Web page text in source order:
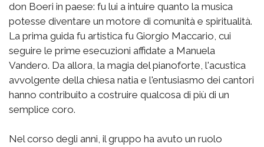
don Boeri in paese: fu lui a intuire quanto la musica
potesse diventare un motore di comunità e spiritualità.
La prima guida fu artistica fu Giorgio Maccario, cui
seguire le prime esecuzioni affidate a Manuela
Vandero. Da allora, la magia del pianoforte, l'acustica
avvolgente della chiesa natia e l'entusiasmo dei cantori
hanno contribuito a costruire qualcosa di più di un
semplice coro.
Nel corso degli anni, il gruppo ha avuto un ruolo